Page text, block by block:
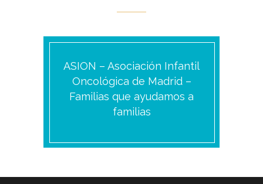
ASION – Asociación Infantil
Oncológica de Madrid –
Familias que ayudamos a
familias